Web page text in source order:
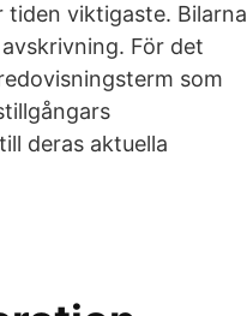
tiden viktigaste. Bilarna
För det
som
deras aktuella